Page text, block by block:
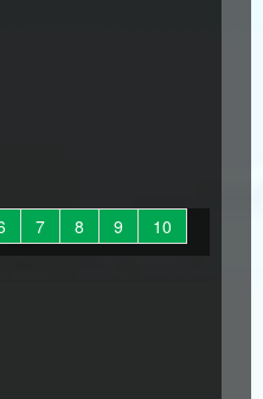
7 8 9
10